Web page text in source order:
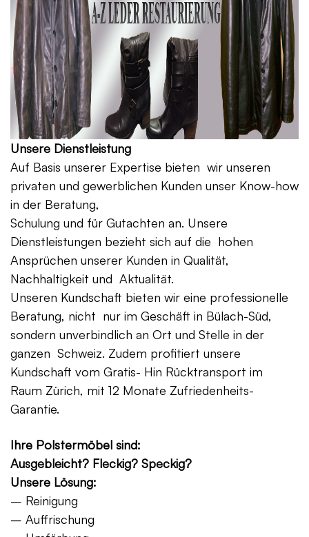
Unsere Dienstleistung
Auf Basis unserer Expertise bieten wir unseren
privaten und gewerblichen Kunden unser Know-how
in der Beratung,
Schulung und für Gutachten an. Unsere
Dienstleistungen bezieht sich auf die hohen
Ansprüchen unserer Kunden in Qualität,
Nachhaltigkeit und Aktualität.
Unseren Kundschaft bieten wir eine professionelle
Beratung, nicht nur im Geschäft in Bülach-Süd,
sondern unverbindlich an Ort und Stelle in der
ganzen Schweiz. Zudem profitiert unsere
Kundschaft vom Gratis- Hin Rücktransport im
Raum Zürich, mit 12 Monate Zufriedenheits-
Garantie.
Ihre Polstermöbel sind:
Ausgebleicht? Fleckig? Speckig?
Unsere Lösung:
– Reinigung
– Auffrischung